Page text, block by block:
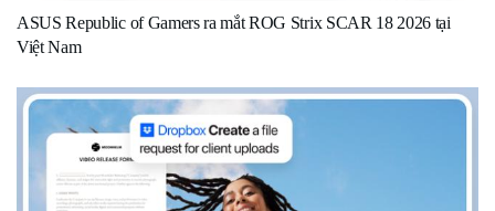
ASUS Republic of Gamers ra mắt ROG Strix SCAR 18 2026 tại
Việt Nam